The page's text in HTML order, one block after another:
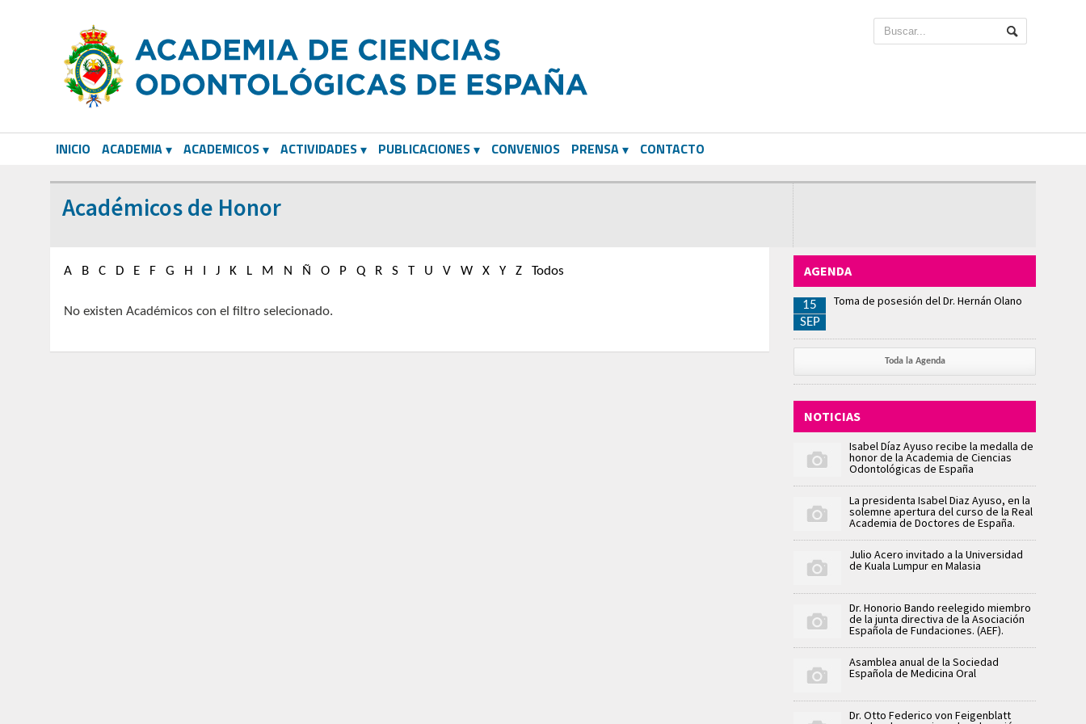
INICIO ACADEMIA ACADEMICOS ACTIVIDADES PUBLICACIONES CONVENIOS PRENSA CONTACTO
Académicos de Honor
A B C D E F G H J K L M N Ñ O P Q R S T U V W X Y Z Todos
No existen Académicos con el filtro selecionado.
AGENDA
15
SEP
Toma de posesión del Dr. Hernán Olano
Toda la Agenda
NOTICIAS
Isabel Díaz Ayuso recibe la medalla de
honor de la Academia de Ciencias
Odontológicas de España
La presidenta Isabel Diaz Ayuso, en la
solemne apertura del curso de la Real
Academia de Doctores de España.
Julio Acero invitado a la Universidad
de Kuala Lumpur en Malasia
Dr. Honorio Bando reelegido miembro
de la junta directiva de la Asociación
Española de Fundaciones. (AEF).
Asamblea anual de la Sociedad
Española de Medicina Oral
Dr. Otto Federico von Feigenblatt